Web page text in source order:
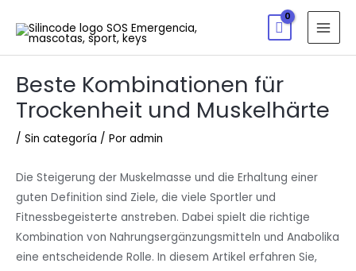
Beste Kombinationen für
Trockenheit und Muskelhärte
/ Sin categoría / Por admin
Die Steigerung der Muskelmasse und die Erhaltung einer
guten Definition sind Ziele, die viele Sportler und
Fitnessbegeisterte anstreben. Dabei spielt die richtige
Kombination von Nahrungsergänzungsmitteln und Anabolika
eine entscheidende Rolle. In diesem Artikel erfahren Sie,